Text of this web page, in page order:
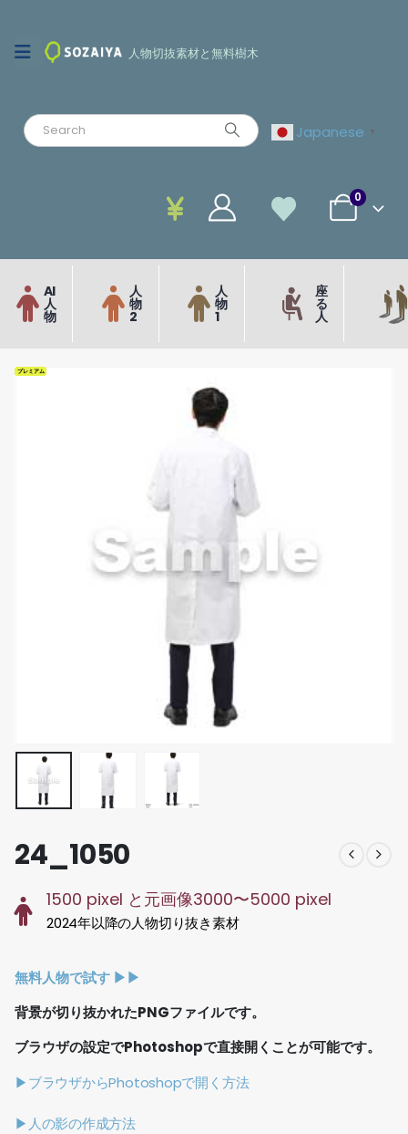
人物切抜素材と無料樹木
Japanese ▼
0
AI
人
物
人
物
2
人
物
1
座
る
人
プレミアム
24_1050
1500 pixel と元画像3000〜5000 pixel
2024年以降の人物切り抜き素材
無料人物で試す ▶︎▶︎
背景が切り抜かれたPNGファイルです。
ブラウザの設定でPhotoshopで直接開くことが可能です。
▶ブラウザからPhotoshopで開く方法
▶人の影の作成方法